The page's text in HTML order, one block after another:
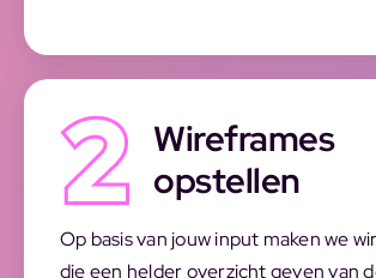
Wireframes
opstellen
Op basis van jouw input maken we
die een helder overzicht geven van